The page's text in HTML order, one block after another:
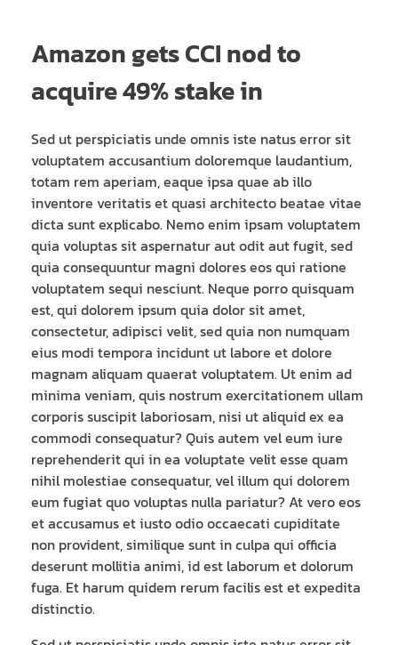
Amazon gets CCI nod to
acquire 49% stake in
Sed ut perspiciatis unde omnis iste natus error sit
voluptatem accusantium doloremque laudantium,
totam rem aperiam, eaque ipsa quae ab illo
inventore veritatis et quasi architecto beatae vitae
dicta sunt explicabo. Nemo enim ipsam voluptatem
quia voluptas sit aspernatur aut odit aut fugit, sed
quia consequuntur magni dolores eos qui ratione
voluptatem sequi nesciunt. Neque porro quisquam
est, qui dolorem ipsum quia dolor sit amet,
consectetur, adipisci velit, sed quia non numquam
eius modi tempora incidunt ut labore et dolore
magnam aliquam quaerat voluptatem. Ut enim ad
minima veniam, quis nostrum exercitationem ullam
corporis suscipit laboriosam, nisi ut aliquid ex ea
commodi consequatur? Quis autem vel eum iure
reprehenderit qui in ea voluptate velit esse quam
nihil molestiae consequatur, vel illum qui dolorem
eum fugiat quo voluptas nulla pariatur? At vero eos
et accusamus et iusto odio occaecati cupiditate
non provident, similique sunt in culpa qui officia
deserunt mollitia animi, id est laborum et dolorum
fuga. Et harum quidem rerum facilis est et expedita
distinctio.